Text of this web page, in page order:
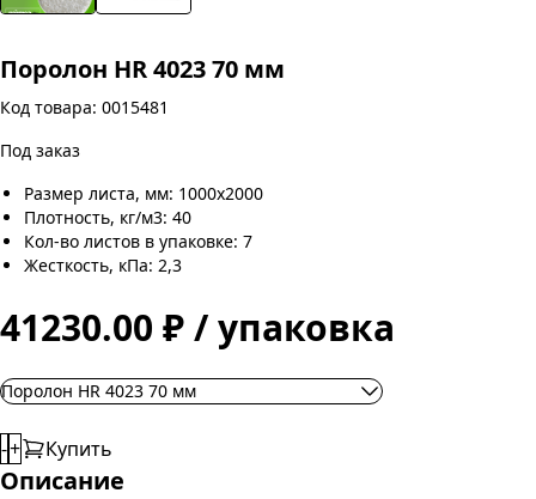
Поролон HR 4023 70 мм
Код товара: 0015481
Под заказ
Размер листа, мм: 1000х2000
Плотность, кг/м3: 40
Кол-во листов в упаковке: 7
Жесткость, кПа: 2,3
41230.00 ₽ / упаковка
Поролон HR 4023 70 мм
-+ Купить
Описание